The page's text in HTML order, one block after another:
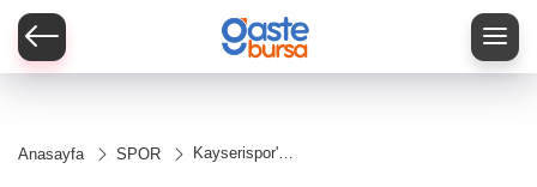
Anasayfa SPOR
Kayserispor'un